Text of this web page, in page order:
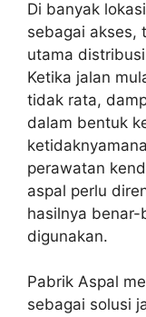
Di banyak
sebagai akses,
utama
Ketika jalan
tidak rata,
dalam bentuk
perawatan
aspal perlu
hasilnya
digunakan.
Pabrik Aspal
sebagai solusi